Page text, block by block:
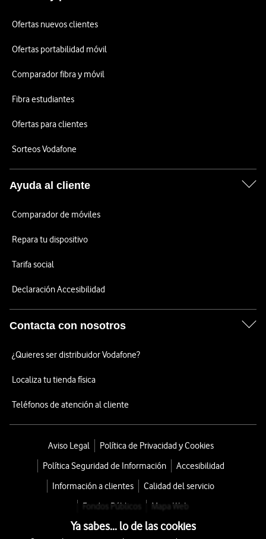
Ofertas nuevos clientes
Ofertas portabilidad móvil
Comparador fibra y móvil
Fibra estudiantes
Ofertas para clientes
Sorteos Vodafone
Ayuda al cliente
Comparador de móviles
Repara tu dispositivo
Tarifa social
Declaración Accesibilidad
Contacta con nosotros
¿Quieres ser distribuidor Vodafone?
Localiza tu tienda física
Teléfonos de atención al cliente
Aviso Legal
Política de Privacidad y Cookies
Política Seguridad de Información
Accesibilidad
Información a clientes
Calidad del servicio
Fondos Públicos
Mapa Web
Ya sabes... lo de las cookies